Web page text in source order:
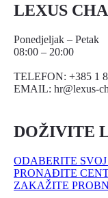
LEXUS
Ponedjeljak – Petak
08:00 – 20:00
TELEFON: +385 1
EMAIL: hr@lexus-
DOŽIVITE
ODABERITE
PRONAĐITE
ZAKAŽITE